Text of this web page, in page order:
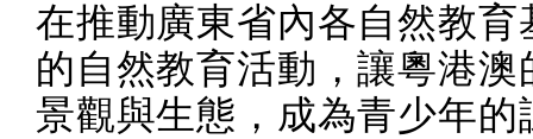
在推動廣東省內各自然教育
的自然教育活動，讓粵港澳
景觀與生態，成為青少年的